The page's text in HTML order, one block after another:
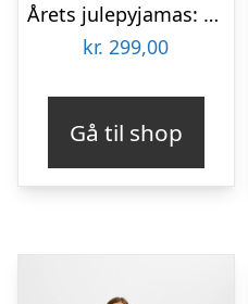
Årets julepyjamas: Rudolfs Pyjamas Blå – Børn.
kr. 299,00
Gå til shop